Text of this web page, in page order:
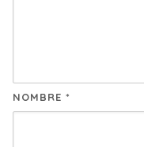
NOMBRE *